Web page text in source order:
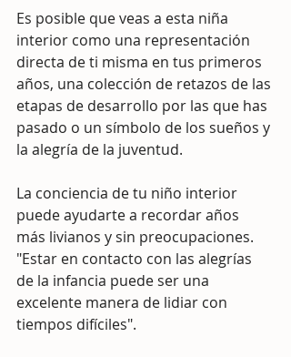
Es posible que veas a esta niña
interior como una representación
directa de ti misma en tus primeros
años, una colección de retazos de las
etapas de desarrollo por las que has
pasado o un símbolo de los sueños y
la alegría de la juventud.
La conciencia de tu niño interior
puede ayudarte a recordar años
más livianos y sin preocupaciones.
"Estar en contacto con las alegrías
de la infancia puede ser una
excelente manera de lidiar con
tiempos difíciles".